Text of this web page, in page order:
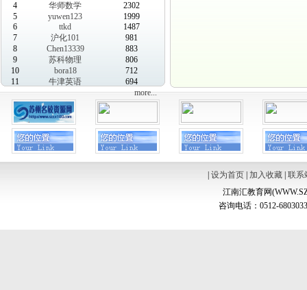
4
华师数学
2302
5
yuwen123
1999
6
ttkd
1487
7
沪化101
981
8
Chen13339
883
9
苏科物理
806
10
bora18
712
11
牛津英语
694
more...
设为首页| 加入收藏| 联系
江南汇教育网
咨询电话：0512-